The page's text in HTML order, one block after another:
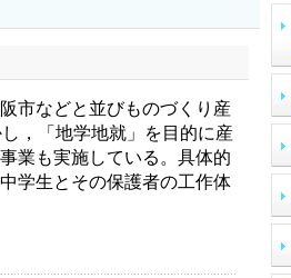
市などと並びものづくり産
，「地学地就」を目的に産
業も実施している。具体的
学生とその保護者の工作体